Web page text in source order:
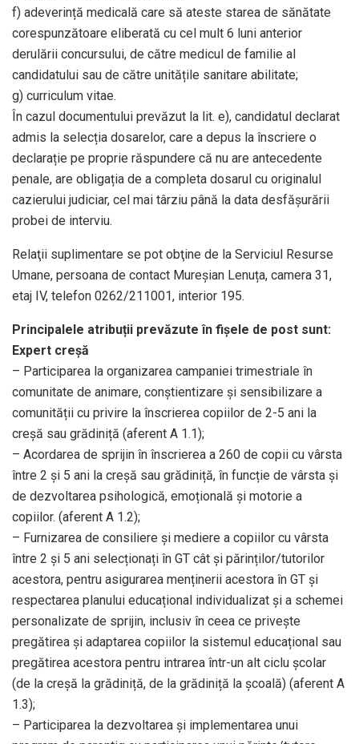
f) adeverință medicală care să ateste starea de sănătate
corespunzătoare eliberată cu cel mult 6 luni anterior
derulării concursului, de către medicul de familie al
candidatului sau de către unitățile sanitare abilitate;
g) curriculum vitae.
În cazul documentului prevăzut la lit. e), candidatul declarat
admis la selecția dosarelor, care a depus la înscriere o
declarație pe proprie răspundere că nu are antecedente
penale, are obligația de a completa dosarul cu originalul
cazierului judiciar, cel mai târziu până la data desfășurării
probei de interviu.
Relaţii suplimentare se pot obţine de la Serviciul Resurse
Umane, persoana de contact Mureșian Lenuța, camera 31,
etaj IV, telefon 0262/211001, interior 195.
Principalele atribuții prevăzute în fișele de post sunt:
Expert creșă
– Participarea la organizarea campaniei trimestriale în
comunitate de animare, conștientizare și sensibilizare a
comunității cu privire la înscrierea copiilor de 2-5 ani la
creșă sau grădiniță (aferent A 1.1);
– Acordarea de sprijin în înscrierea a 260 de copii cu vârsta
între 2 și 5 ani la creșă sau grădiniță, în funcție de vârsta și
de dezvoltarea psihologică, emoțională și motorie a
copiilor. (aferent A 1.2);
– Furnizarea de consiliere și mediere a copiilor cu vârsta
între 2 și 5 ani selecționați în GT cât și părinților/tutorilor
acestora, pentru asigurarea menținerii acestora în GT și
respectarea planului educațional individualizat și a schemei
personalizate de sprijin, inclusiv în ceea ce privește
pregătirea și adaptarea copiilor la sistemul educațional sau
pregătirea acestora pentru intrarea într-un alt ciclu școlar
(de la creșă la grădiniță, de la grădiniță la școală) (aferent A
1.3);
– Participarea la dezvoltarea și implementarea unui